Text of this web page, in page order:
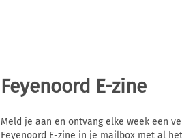
Feyenoord E-zine
Meld je aan en ontvang elke week een
Feyenoord E-zine in je mailbox met al